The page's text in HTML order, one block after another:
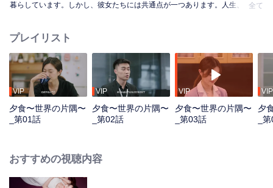
暮らしています。しかし、彼女たちには共通点が一つあります。人生、恋
て、彼女たちにとって、日々の悩みは夕食後に自然と解決していくようで
す。
全て
プレイリスト
VIP
夕食〜世界の片隅〜
_第01話
VIP
夕食〜世界の片隅〜
_第02話
VIP
夕食〜世界の片隅〜
_第03話
VIP
夕
_
おすすめの視聴内容